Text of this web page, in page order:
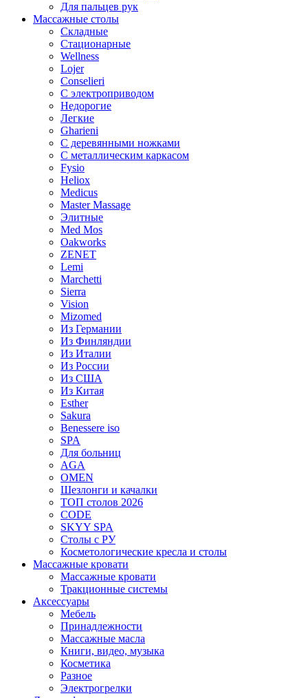
Для пальцев рук
Массажные столы
Складные
Стационарные
Wellness
Lojer
Conselieri
С электроприводом
Недорогие
Легкие
Gharieni
С деревянными ножками
С металлическим каркасом
Fysio
Heliox
Medicus
Master Massage
Элитные
Med Mos
Oakworks
ZENET
Lemi
Marchetti
Sierra
Vision
Mizomed
Из Германии
Из Финляндии
Из Италии
Из России
Из США
Из Китая
Esther
Sakura
Benessere iso
SPA
Для больниц
AGA
OMEN
Шезлонги и качалки
ТОП столов 2026
CODE
SKYY SPA
Столы с РУ
Косметологические кресла и столы
Массажные кровати
Массажные кровати
Тракционные системы
Аксессуары
Мебель
Принадлежности
Массажные масла
Книги, видео, музыка
Косметика
Разное
Электрогрелки